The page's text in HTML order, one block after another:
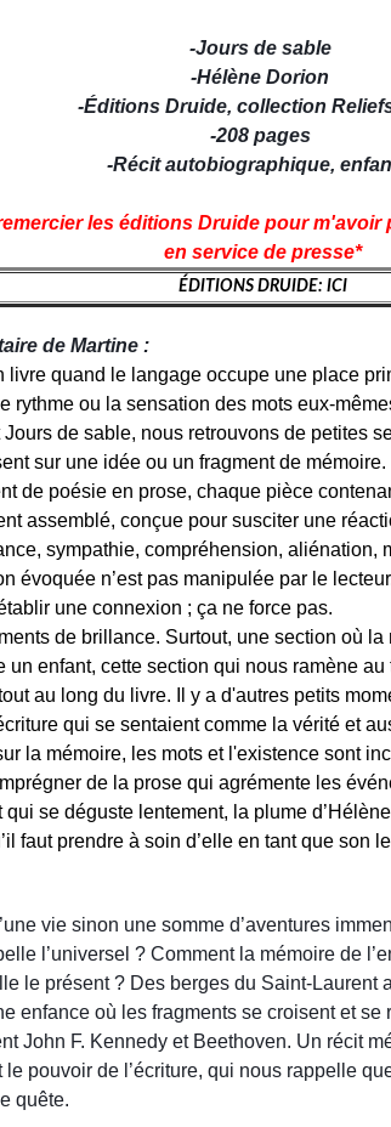
-Jours de sable
-Hélène Dorion
-Éditions Druide, collection
-208 pages
-Récit autobiographique,
les éditions Druide pour m'avoir
en service de presse*
ÉDITIONS DRUIDE: ICI
de Martine :
livre quand le langage occupe une place
rythme ou la sensation des mots eux-
de sable, nous retrouvons de petites
sur une idée ou un fragment de mémoire.
de poésie en prose, chaque pièce
assemblé, conçue pour susciter une
sympathie, compréhension, aliénation,
évoquée n’est pas manipulée par le
une connexion ; ça ne force pas.
de brillance. Surtout, une section où
un enfant, cette section qui nous ramène
au long du livre. Il y a d'autres petits
qui se sentaient comme la vérité et
la mémoire, les mots et l'existence sont
de la prose qui agrémente les
qui se déguste lentement, la plume
faut prendre à soin d’elle en tant que son
vie sinon une somme d’aventures
l’universel ? Comment la mémoire de
le présent ? Des berges du Saint-Laurent
enfance où les fragments se croisent et
John F. Kennedy et Beethoven. Un récit
le pouvoir de l’écriture, qui nous rappelle
quête.